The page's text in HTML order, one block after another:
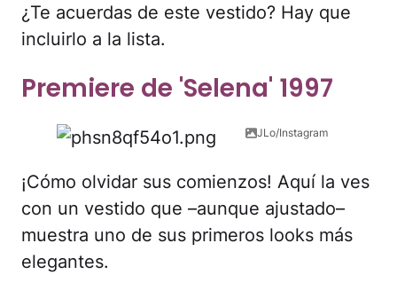
¿Te acuerdas de este vestido? Hay que
incluirlo a la lista.
Premiere de 'Selena' 1997
JLo/Instagram
¡Cómo olvidar sus comienzos! Aquí la ves
con un vestido que –aunque ajustado–
muestra uno de sus primeros looks más
elegantes.